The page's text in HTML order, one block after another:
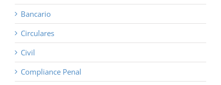
Bancario
Circulares
Civil
Compliance Penal